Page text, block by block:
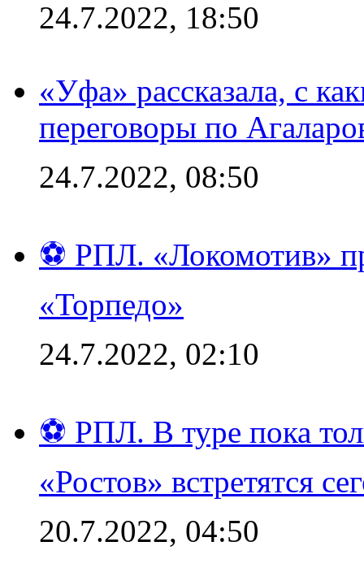
24.7.2022, 18:50
«Уфа» рассказала, с
переговоры по
24.7.2022, 08:50
⚽ РПЛ. «Локомотив»
«Торпедо»
24.7.2022, 02:10
⚽ РПЛ. В туре пока
«Ростов» встретятся
20.7.2022, 04:50